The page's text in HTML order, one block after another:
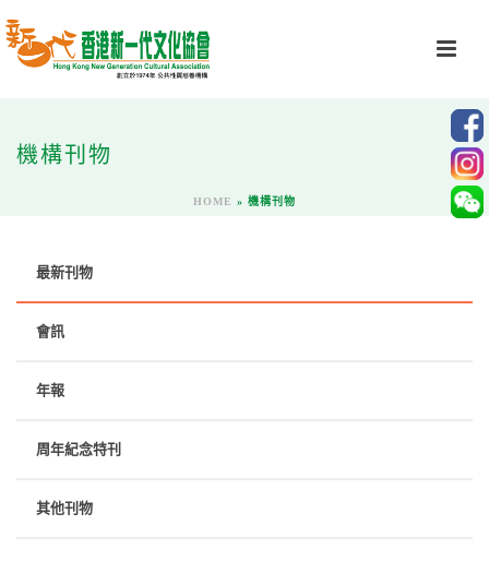
機構刊物
HOME » 機構刊物
最新刊物
會訊
年報
周年紀念特刊
其他刊物